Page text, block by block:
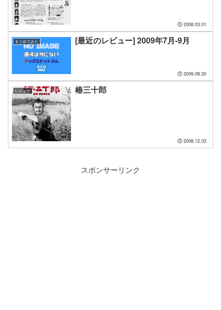
2008.03.01
まとめてみた [最近のレビュー] 2009年7月-9月
2009.09.30
レビュー 椿三十郎
2008.12.03
スポンサーリンク